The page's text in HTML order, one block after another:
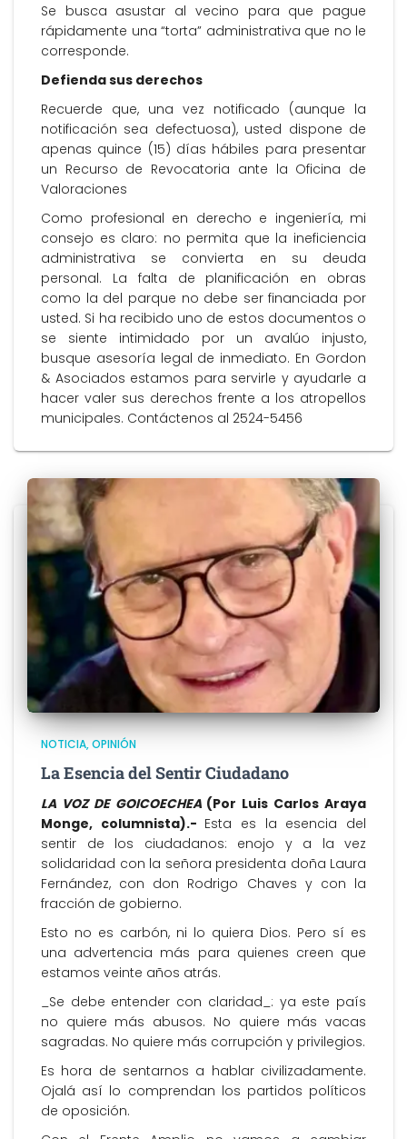
Se busca asustar al vecino para que pague
rápidamente una “torta” administrativa que no le
corresponde.
Defienda sus derechos
Recuerde que, una vez notificado (aunque la
notificación sea defectuosa), usted dispone de
apenas quince (15) días hábiles para presentar
un Recurso de Revocatoria ante la Oficina de
Valoraciones
Como profesional en derecho e ingeniería, mi
consejo es claro: no permita que la ineficiencia
administrativa se convierta en su deuda
personal. La falta de planificación en obras
como la del parque no debe ser financiada por
usted. Si ha recibido uno de estos documentos o
se siente intimidado por un avalúo injusto,
busque asesoría legal de inmediato. En Gordon
& Asociados estamos para servirle y ayudarle a
hacer valer sus derechos frente a los atropellos
municipales. Contáctenos al 2524-5456
NOTICIA OPINIÓN
La Esencia del Sentir Ciudadano
LA VOZ DE GOICOECHEA(Por Luis Carlos Araya
Monge, columnista).- Esta es la esencia del
sentir de los ciudadanos: enojo y a la vez
solidaridad con la señora presidenta doña Laura
Fernández, con don Rodrigo Chaves y con la
fracción de gobierno.
Esto no es carbón, ni lo quiera Dios. Pero sí es
una advertencia más para quienes creen que
estamos veinte años atrás.
_Se debe entender con claridad_: ya este país
no quiere más abusos. No quiere más vacas
sagradas. No quiere más corrupción y privilegios.
Es hora de sentarnos a hablar civilizadamente.
Ojalá así lo comprendan los partidos políticos
de oposición.